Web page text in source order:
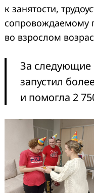
к занятости,
сопровождаемому
во взрослом
За следующие
запустил
и помогла 2